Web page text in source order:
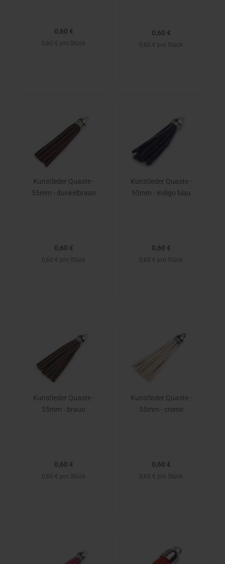
0,60 €
0,60 € pro Stück
0,60 €
0,60 € pro Stück
Kunstleder Quaste -
55mm - dunkelbraun
0,60 €
0,60 € pro Stück
Kunstleder Quaste -
55mm - indigo blau
0,60 €
0,60 € pro Stück
Kunstleder Quaste -
55mm - braun
0,60 €
0,60 € pro Stück
Kunstleder Quaste -
55mm - creme
0,60 €
0,60 € pro Stück